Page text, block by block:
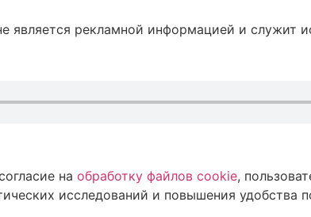
является рекламной информацией и служит
на обработку файлов cookie,
исследований и повышения